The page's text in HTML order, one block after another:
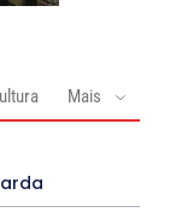
Mais